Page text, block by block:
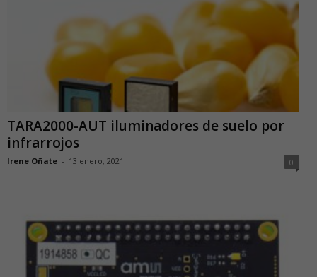
TARA2000-AUT iluminadores de suelo por
infrarrojos
Irene Oñate - 13 enero, 2021 0